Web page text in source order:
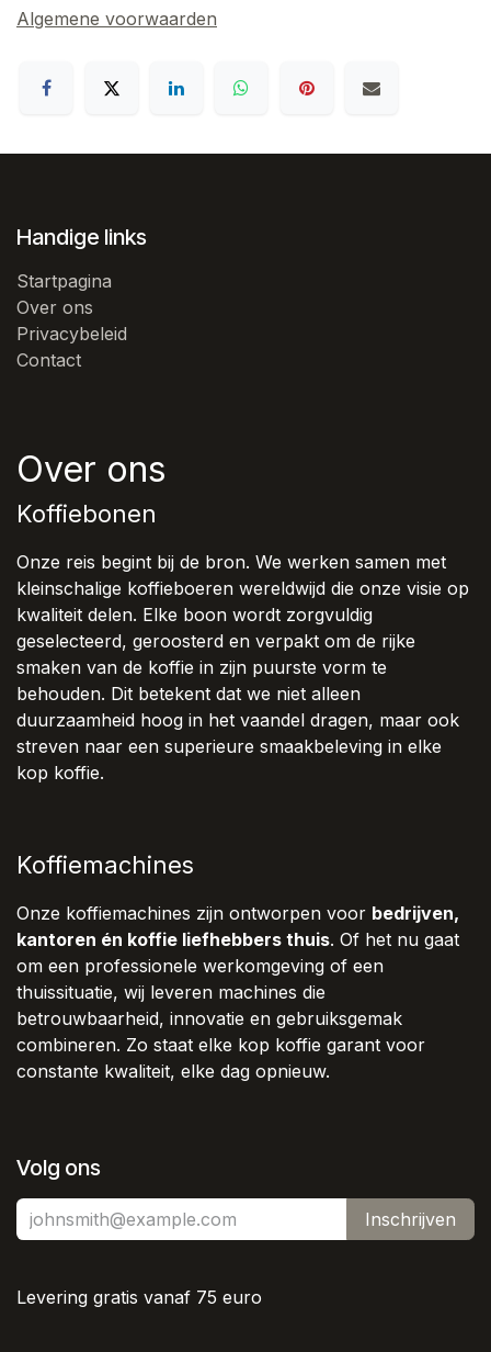
Algemene voorwaarden
Handige links
Startpagina
Over ons
Privacybeleid
Contact
Over ons
Koffiebonen
Onze reis begint bij de bron. We werken samen met
kleinschalige koffieboeren wereldwijd die onze visie op
kwaliteit delen. Elke boon wordt zorgvuldig
geselecteerd, geroosterd en verpakt om de rijke
smaken van de koffie in zijn puurste vorm te
behouden. Dit betekent dat we niet alleen
duurzaamheid hoog in het vaandel dragen, maar ook
streven naar een superieure smaakbeleving in elke
kop koffie.
Koffiemachines
Onze koffiemachines zijn ontworpen voor bedrijven,
kantoren én koffie liefhebbers thuis. Of het nu gaat
om een professionele werkomgeving of een
thuissituatie, wij leveren machines die
betrouwbaarheid, innovatie en gebruiksgemak
combineren. Zo staat elke kop koffie garant voor
constante kwaliteit, elke dag opnieuw.
Volg ons
Inschrijven
Levering gratis vanaf 75 euro